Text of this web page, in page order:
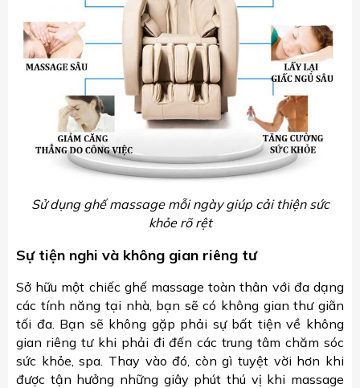
Sử dụng ghế massage mỗi ngày giúp cải thiện sức
khỏe rõ rệt
Sự tiện nghi và không gian riêng tư
Sở hữu một chiếc ghế massage toàn thân với đa dạng
các tính năng tại nhà, bạn sẽ có không gian thư giãn
tối đa. Bạn sẽ không gặp phải sự bất tiện về không
gian riêng tư khi phải đi đến các trung tâm chăm sóc
sức khỏe, spa. Thay vào đó, còn gì tuyệt vời hơn khi
được tận hưởng những giây phút thú vị khi massage